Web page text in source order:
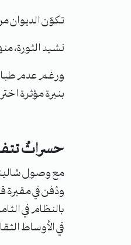
تكوّن
نشيد الثورة،
ورغم عدم
بنبرة مؤثرة
حسراتٌ
ودُفن في مقبرة
في الأوساط